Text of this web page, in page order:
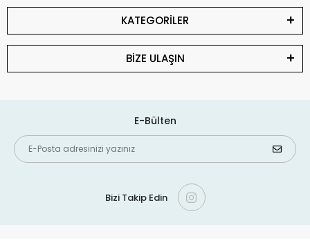
KATEGORİLER
BİZE ULAŞIN
E-Bülten
Bizi Takip Edin